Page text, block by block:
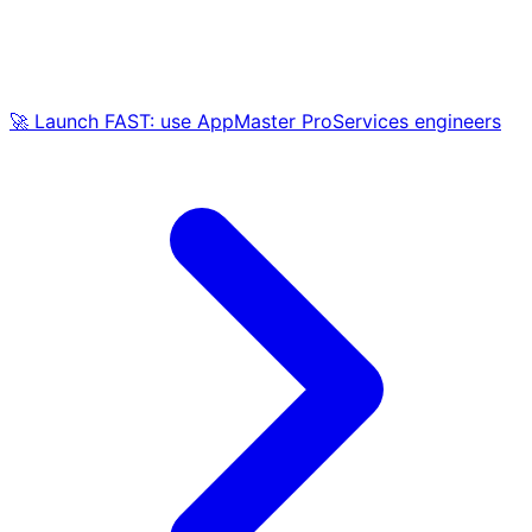
🚀 Launch FAST: use AppMaster ProServices engineers